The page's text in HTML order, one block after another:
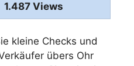
1.487 Views
kleine Checks und
übers Ohr